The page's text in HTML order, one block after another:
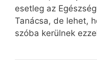
esetleg az
Tanácsa, de lehet,
szóba kerülnek